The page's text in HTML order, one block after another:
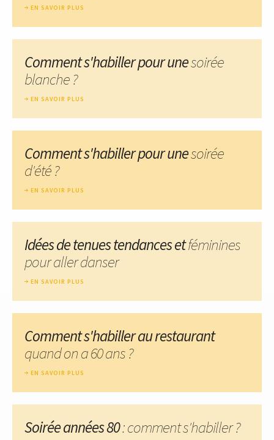
EN SAVOIR PLUS
Comment s'habiller pour unesoirée
blanche ?
EN SAVOIR PLUS
Comment s'habiller pour unesoirée
d'été ?
EN SAVOIR PLUS
Idées de tenues tendances etféminines
pour aller danser
EN SAVOIR PLUS
Comment s'habiller au restaurant
quand on a 60 ans ?
EN SAVOIR PLUS
Soirée années 80: comment s'habiller ?